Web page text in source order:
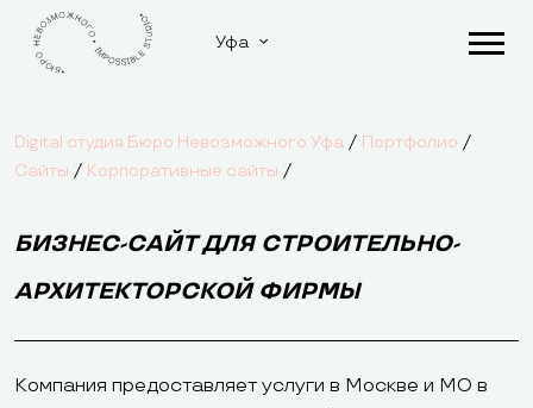
Уфа
Digital студия Бюро Невозможного Уфа / Портфолио /
Сайты / Корпоративные сайты /
БИЗНЕС-САЙТ ДЛЯ СТРОИТЕЛЬНО-
АРХИТЕКТОРСКОЙ ФИРМЫ
Компания предоставляет услуги в Москве и МО в